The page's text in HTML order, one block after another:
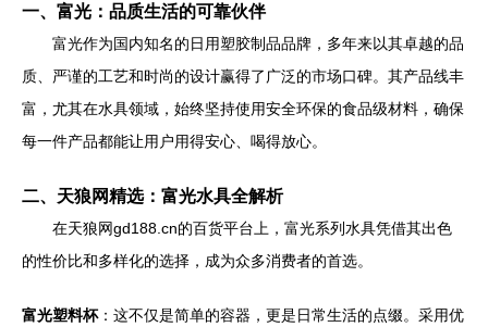
一、富光：品质生活的可靠伙伴
富光作为国内知名的日用塑胶制品品牌，多年来以其卓越的品
质、严谨的工艺和时尚的设计赢得了广泛的市场口碑。其产品线丰
富，尤其在水具领域，始终坚持使用安全环保的食品级材料，确保
每一件产品都能让用户用得安心、喝得放心。
二、天狼网精选：富光水具全解析
在天狼网gd188.cn的百货平台上，富光系列水具凭借其出色
的性价比和多样化的选择，成为众多消费者的首选。
富光塑料杯：这不仅是简单的容器，更是日常生活的点缀。采用优